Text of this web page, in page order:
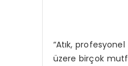
“Atık,
üzere birçok